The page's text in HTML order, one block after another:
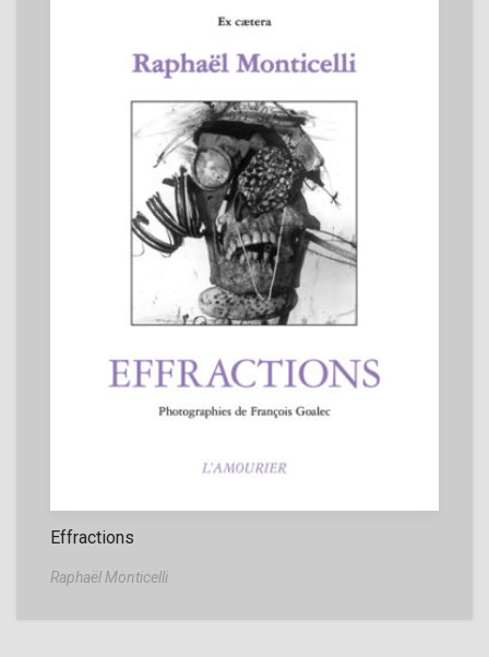
Effractions
Raphaël Monticelli